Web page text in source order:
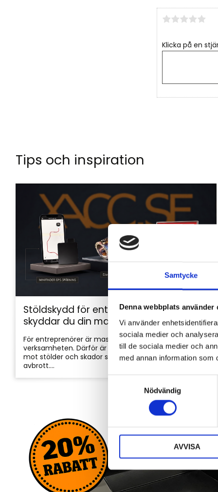
Samtycke
Denna webbplats använder
Vi använder
sociala medier och
till de sociala medier och
med annan information som
y
k
s
v
Nödvändig
AVVISA
Klicka på en
Tips och inspiration
Stöldskydd för entreprenadmaskiner: så
skyddar du din maskin och utrustning
För entreprenörer är maskinerna hjärtat i
verksamheten. Därför är det viktigt att skydda dem
mot stölder och skador som kan orsaka kostsamma
avbrott....